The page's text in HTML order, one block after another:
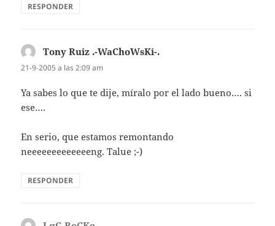
RESPONDER
Tony Ruiz .-WaChoWsKi-.
21-9-2005 a las 2:09 am
Ya sabes lo que te dije, mí­ralo por el lado bueno…. si
ese….
En serio, que estamos remontando
neeeeeeeeeeeeeng. Talue ;-)
RESPONDER